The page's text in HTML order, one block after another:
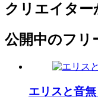
クリエイター
公開中のフリ
エリスと音